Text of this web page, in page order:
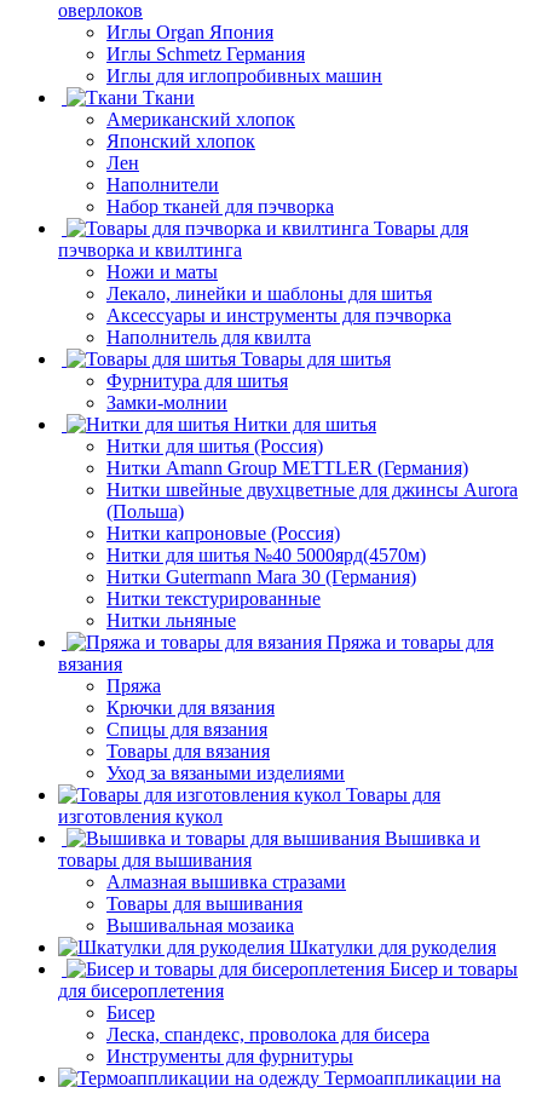
оверлоков
Иглы Organ Япония
Иглы Schmetz Германия
Иглы для иглопробивных машин
Ткани
Американский хлопок
Японский хлопок
Лен
Наполнители
Набор тканей для пэчворка
Товары для
пэчворка и квилтинга
Ножи и маты
Лекало, линейки и шаблоны для шитья
Аксессуары и инструменты для пэчворка
Наполнитель для квилта
Товары для шитья
Фурнитура для шитья
Замки-молнии
Нитки для шитья
Нитки для шитья (Россия)
Нитки Amann Group METTLER (Германия)
Нитки швейные двухцветные для джинсы Aurora
(Польша)
Нитки капроновые (Россия)
Нитки для шитья №40 5000ярд(4570м)
Нитки Gutermann Mara 30 (Германия)
Нитки текстурированные
Нитки льняные
Пряжа и товары для
вязания
Пряжа
Крючки для вязания
Спицы для вязания
Товары для вязания
Уход за вязаными изделиями
Товары для
изготовления кукол
Вышивка и
товары для вышивания
Алмазная вышивка стразами
Товары для вышивания
Вышивальная мозаика
Шкатулки для рукоделия
Бисер и товары
для бисероплетения
Бисер
Леска, спандекс, проволока для бисера
Инструменты для фурнитуры
Термоаппликации на